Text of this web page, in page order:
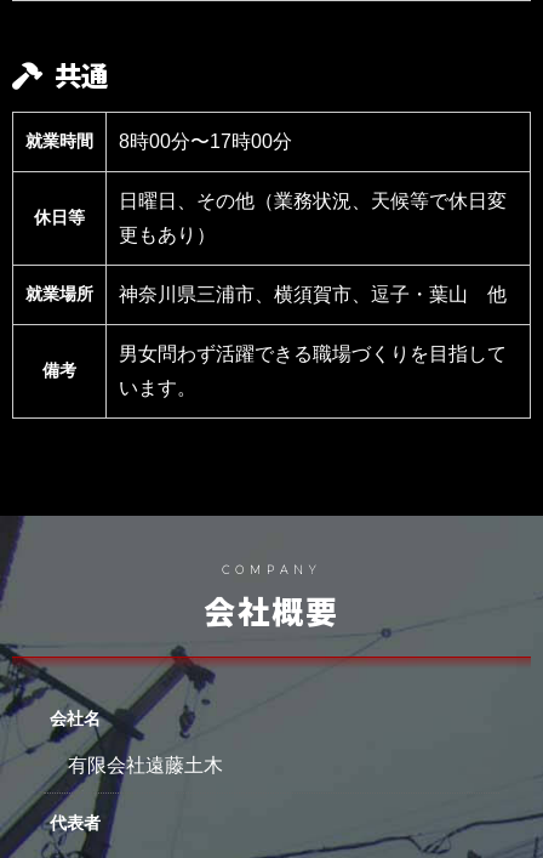
共通
就業時間 8時00分〜17時00分
休日等
日曜日、その他（業務状況、天候等で休日変
更もあり）
就業場所 神奈川県三浦市、横須賀市、逗子・葉山 他
備考
男女問わず活躍できる職場づくりを目指して
います。
COMPANY
会社概要
会社名
有限会社遠藤土木
代表者